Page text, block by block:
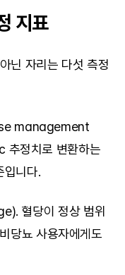
지표
닌 자리는 다섯 측정
management
추정치로 변환하는
입니다.
혈당이 정상 범위
당뇨 사용자에게도